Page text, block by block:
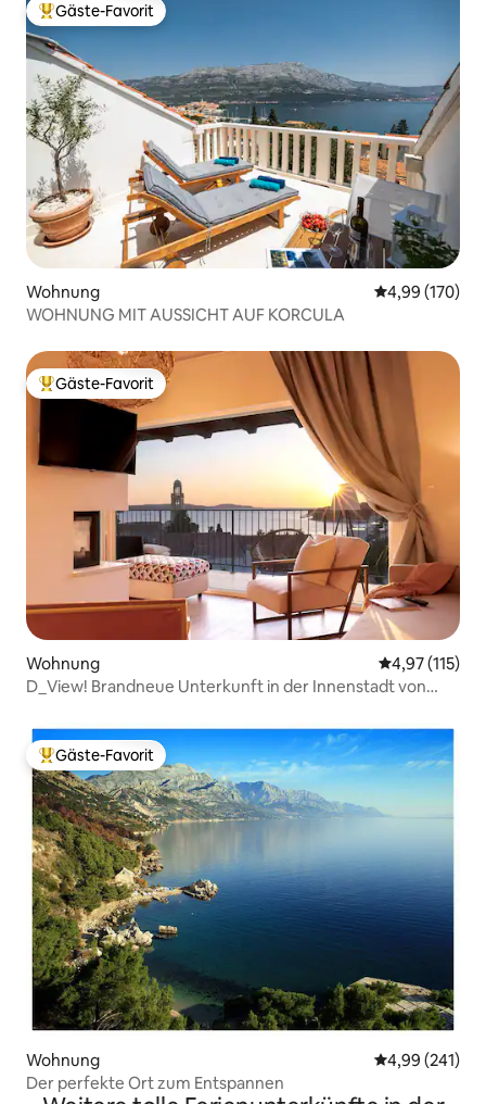
Beliebter Gäste-Favorit.
Gäste-Favorit
Wohnung
4,99 (170)
WOHNUNG MIT AUSSICHT AUF KORCULA
Beliebter Gäste-Favorit.
Gäste-Favorit
Wohnung
4,97 (115)
D_View! Brandneue Unterkunft in der Innenstadt von
Beliebter Gäste-Favorit.
Gäste-Favorit
Wohnung
4,99 (241)
Der perfekte Ort zum Entspannen